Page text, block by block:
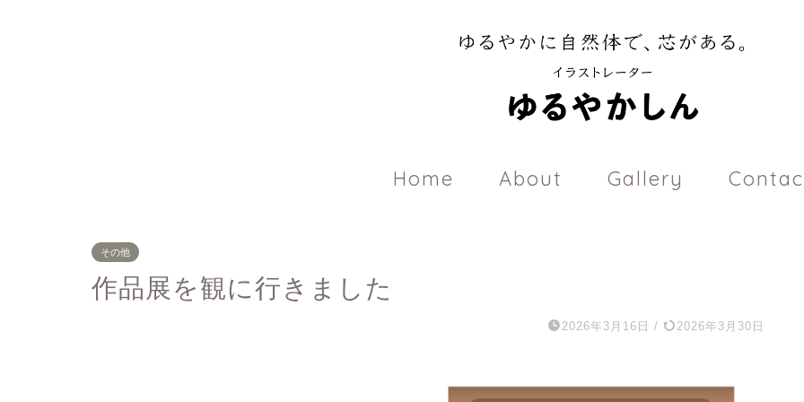
Home About Gallery
その他
作品展を観に行きました
2026年3月16日 / 2026年3月30日